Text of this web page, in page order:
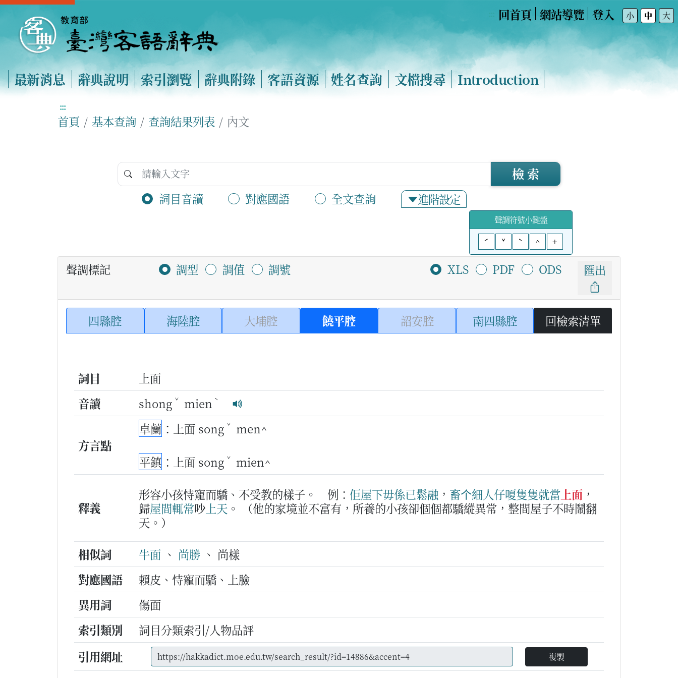
回首頁 網站導覽 登入 小 中 大
最新消息 辭典說明 索引瀏覽 辭典附錄 客語資源 姓名查詢 文檔搜尋 Introduction
:::
首頁 基本查詢 查詢結果列表 內文
詞目音讀 對應國語 全文查詢 進階設定
檢 索
聲調符號小鍵盤
ˊ
ˇ ˋ ^ +
聲調標記 調型 調值 調號 XLS PDF ODS 匯出
四縣腔 海陸腔 大埔腔 饒平腔 詔安腔 南四縣腔 回檢索清單
詞目
上面
音讀
shong ˇ mien ˋ
方言點
卓蘭 ：上面 song ˇ men^
平鎮 ：上面 song ˇ mien^
釋義
形容小孩恃寵而驕、不受教的樣子。 例： 佢屋下毋係已鬆融 ， 畜个細人仔嗄隻隻就當 上面 ，
歸屋間輒常吵 上天 。
（他的家境並不富有，所養的小孩卻個個都驕縱異常，整間屋子不時鬧翻
天。）
相似詞
牛面 、 尚勝 、 尚樣
對應國語
賴皮、恃寵而驕、上臉
異用詞
傷面
索引類別
詞目分類索引/人物品評
引用網址
複製